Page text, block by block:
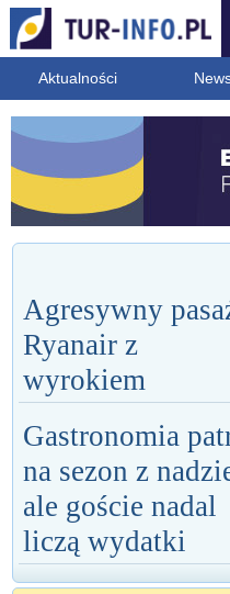
Aktualności
Agresywny
Ryanair z
wyrokiem
Gastronomia
na sezon z
ale goście nadal
liczą wydatki